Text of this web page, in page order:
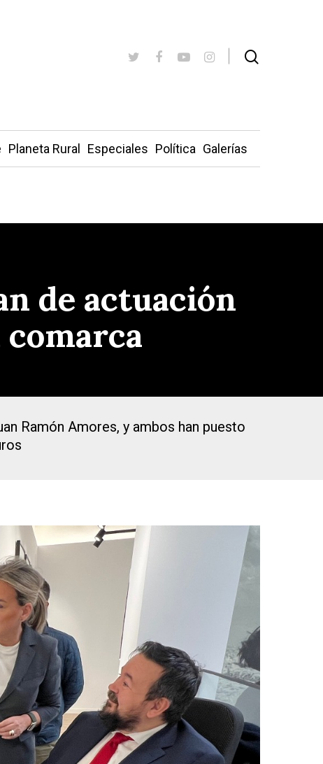
Planeta Rural Especiales Política Galerías
de actuación
Ramón Amores, y ambos han puesto